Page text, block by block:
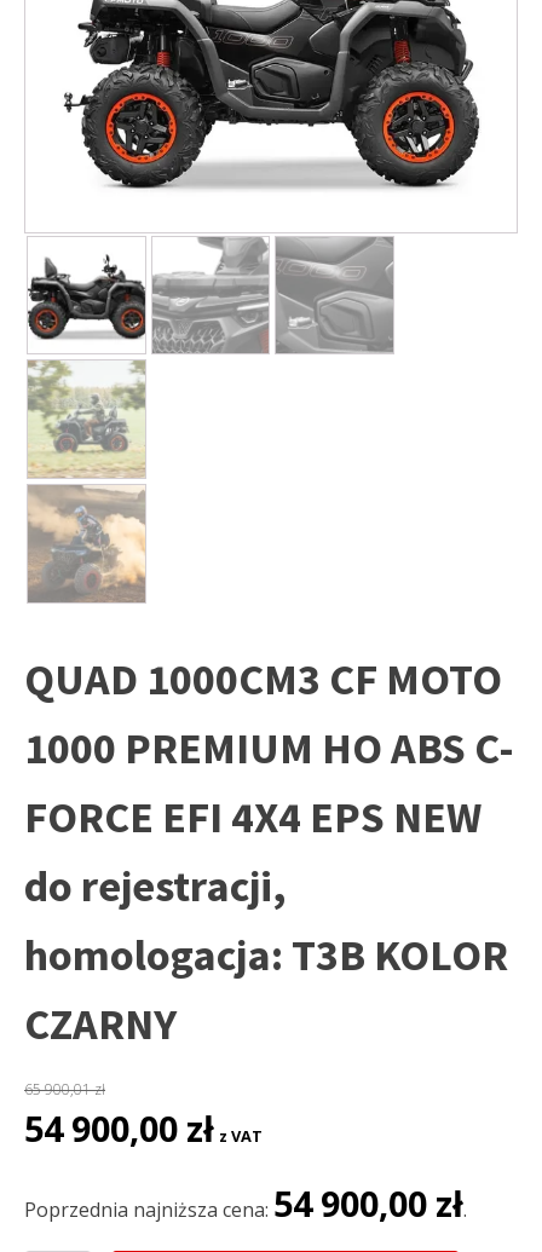
QUAD 1000CM3 CF MOTO
1000 PREMIUM HO ABS C-
FORCE EFI 4X4 EPS NEW
do rejestracji,
homologacja: T3B KOLOR
CZARNY
65 900,01zł
Pierwotna
cena
65
54 900,00 zł cena
54
z VAT
Poprzednia najniższa cena: 54 900,00 zł.